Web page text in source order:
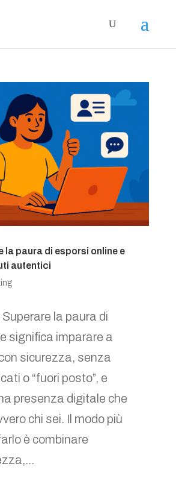
la paura di esporsi online e
autentici
la paura di
significa imparare a
sicurezza, senza
o “fuori posto”, e
presenza digitale che
chi sei. Il modo più
è combinare